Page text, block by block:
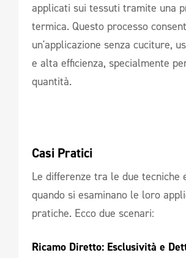
applicati sui tessuti tramite una
termica. Questo processo
un'applicazione senza cuciture,
e alta efficienza, specialmente
quantità.
Casi Pratici
Le differenze tra le due tecniche
quando si esaminano le loro
pratiche. Ecco due scenari:
Ricamo Diretto: Esclusività e